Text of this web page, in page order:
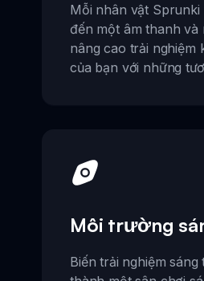
Mỗi nhân vật
đến một âm thanh
nâng cao trải nghiệm
của bạn với những
Môi trường
Biến trải nghiệm